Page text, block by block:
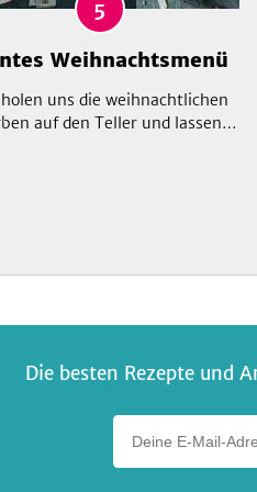
5
Weihnachtsmenü
uns die weihnachtlichen
auf den Teller und lassen
Die besten Rezepte und